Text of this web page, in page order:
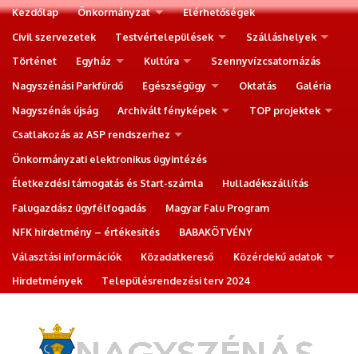
Kezdőlap Önkormányzat
Elérhetőségek
Civil szervezetek
Testvértelepülések
Szálláshelyek
Történet
Egyház Kultúra
Szennyvízcsatornázás
Nagyszénási Parkfürdő
Egészségügy Oktatás
Galéria
Nagyszénás újság
Archivált fényképek
TOP projektek
Csatlakozás az ASP rendszerhez
Önkormányzati elektronikus ügyintézés
Életkezdési támogatás és Start-számla
Hulladékszállítás
Falugazdász ügyfélfogadás
Magyar Falu Program
NFK hirdetmény – értékesítés
BABAKÖTVÉNY
Választási információk
Közadatkereső
Közérdekű adatok
Hirdetmények
Településrendezési terv 2024